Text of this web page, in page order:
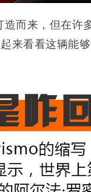
而来，但在许
来看看这辆能